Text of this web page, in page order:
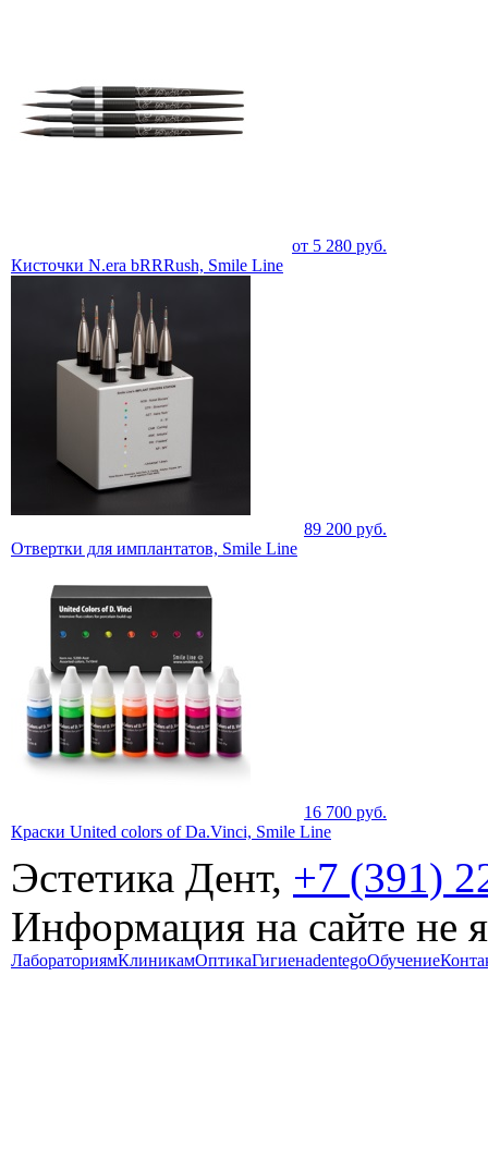
от 5 280 руб.
Кисточки N.era bRRRush, Smile Line
89 200 руб.
Отвертки для имплантатов, Smile Line
16 700 руб.
Краски United colors of Da.Vinci, Smile Line
Эстетика Дент, +7 (391)
Информация на сайте не
ЛабораториямКлиникамОптикаГигиенаdentegoОбучение